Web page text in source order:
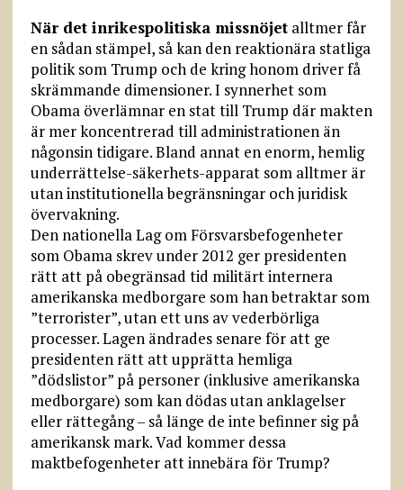
När det inrikespolitiska missnöjetalltmer får
en sådan stämpel, så kan den reaktionära statliga
politik som Trump och de kring honom driver få
skrämmande dimensioner. I synnerhet som
Obama överlämnar en stat till Trump där makten
är mer koncentrerad till administrationen än
någonsin tidigare. Bland annat en enorm, hemlig
underrättelse-säkerhets-apparat som alltmer är
utan institutionella begränsningar och juridisk
övervakning.
Den nationella Lag om Försvarsbefogenheter
som Obama skrev under 2012 ger presidenten
rätt att på obegränsad tid militärt internera
amerikanska medborgare som han betraktar som
”terrorister”, utan ett uns av vederbörliga
processer. Lagen ändrades senare för att ge
presidenten rätt att upprätta hemliga
”dödslistor” på personer (inklusive amerikanska
medborgare) som kan dödas utan anklagelser
eller rättegång – så länge de inte befinner sig på
amerikansk mark. Vad kommer dessa
maktbefogenheter att innebära för Trump?